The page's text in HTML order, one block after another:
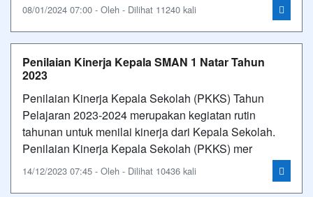
08/01/2024 07:00 - Oleh - Dilihat 11240 kali
Penilaian Kinerja Kepala SMAN 1 Natar Tahun
2023
Penilaian Kinerja Kepala Sekolah (PKKS) Tahun
Pelajaran 2023-2024 merupakan kegiatan rutin
tahunan untuk menilai kinerja dari Kepala Sekolah.
Penilaian Kinerja Kepala Sekolah (PKKS) mer
14/12/2023 07:45 - Oleh - Dilihat 10436 kali